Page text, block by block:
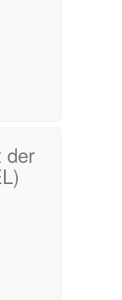
der